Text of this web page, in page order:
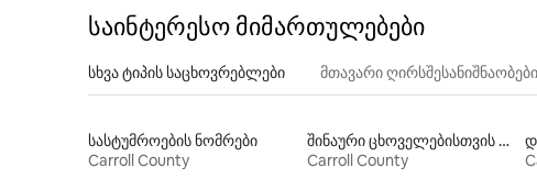
საინტერესო მიმართულებები
სხვა ტიპის საცხოვრებლები მთავარი
სასტუმროების ნომრები
Carroll County
შინაური ცხოველებისთვის შესაფერისი დასაქირავებელი საცხოვრებლები
Carroll County